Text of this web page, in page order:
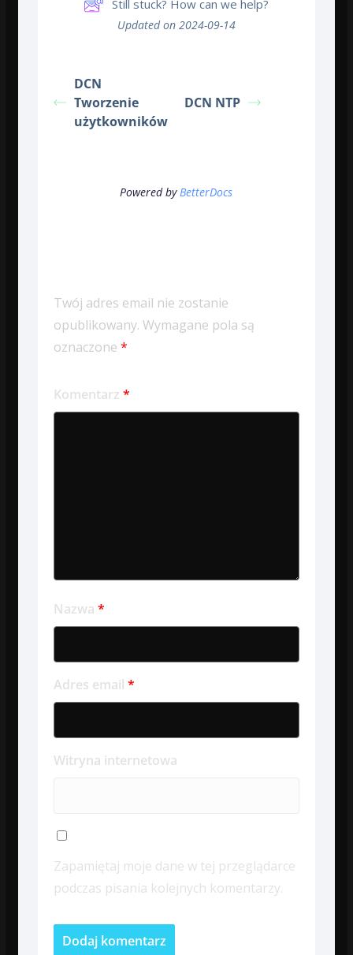
Still stuck? How can we help?
Updated on 2024-09-14
DCN
Tworzenie
użytkowników
DCN NTP
Powered byBetterDocs
Twój adres email nie zostanie
opublikowany. Wymagane pola są
oznaczone *
Komentarz *
Nazwa *
Adres email *
Witryna internetowa
Zapamiętaj moje dane w tej przeglądarce
podczas pisania kolejnych komentarzy.